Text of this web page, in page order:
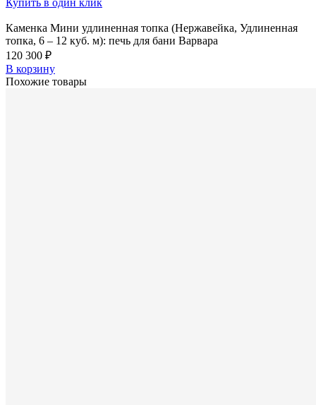
Каменка Мини удлиненная топка (Нержавейка, Удлиненная
топка, 6 – 12 куб. м): печь для бани Варвара
120 300 ₽
В корзину
Похожие товары